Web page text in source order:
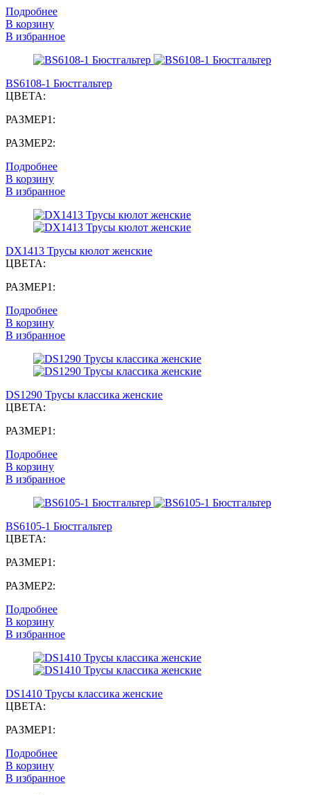
Подробнее
В корзину
В избранное
BS6108-1 Бюстгальтер
ЦВЕТА:
РАЗМЕР1:
РАЗМЕР2:
Подробнее
В корзину
В избранное
DX1413 Трусы кюлот женские
ЦВЕТА:
РАЗМЕР1:
Подробнее
В корзину
В избранное
DS1290 Трусы классика женские
ЦВЕТА:
РАЗМЕР1:
Подробнее
В корзину
В избранное
BS6105-1 Бюстгальтер
ЦВЕТА:
РАЗМЕР1:
РАЗМЕР2:
Подробнее
В корзину
В избранное
DS1410 Трусы классика женские
ЦВЕТА:
РАЗМЕР1:
Подробнее
В корзину
В избранное